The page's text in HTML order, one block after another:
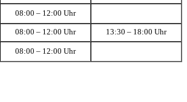
08:00 – 12:00 Uhr
08:00 – 12:00 Uhr 13:30 – 18:00 Uhr
08:00 – 12:00 Uhr